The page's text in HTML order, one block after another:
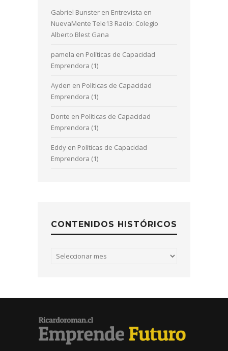
Gabriel Bunster en Entrevista en
NuevaMente Tele13 Radio: Colegio
Alberto Blest Gana
pamela en Políticas de Capacidad
Emprendora (1)
Ayden en Políticas de Capacidad
Emprendora (1)
Donte en Políticas de Capacidad
Emprendora (1)
Eddy en Políticas de Capacidad
Emprendora (1)
CONTENIDOS HISTÓRICOS
Contenidos